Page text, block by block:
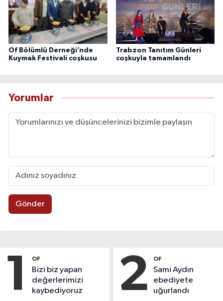
Of Bölümlü Derneği’nde
Kuymak Festivali coşkusu
Trabzon Tanıtım Günleri
coşkuyla tamamlandı
Yorumlar
Gönder
1 OF
Bizi biz yapan
değerlerimizi
kaybediyoruz
2 OF
Sami Aydın
ebediyete
uğurlandı